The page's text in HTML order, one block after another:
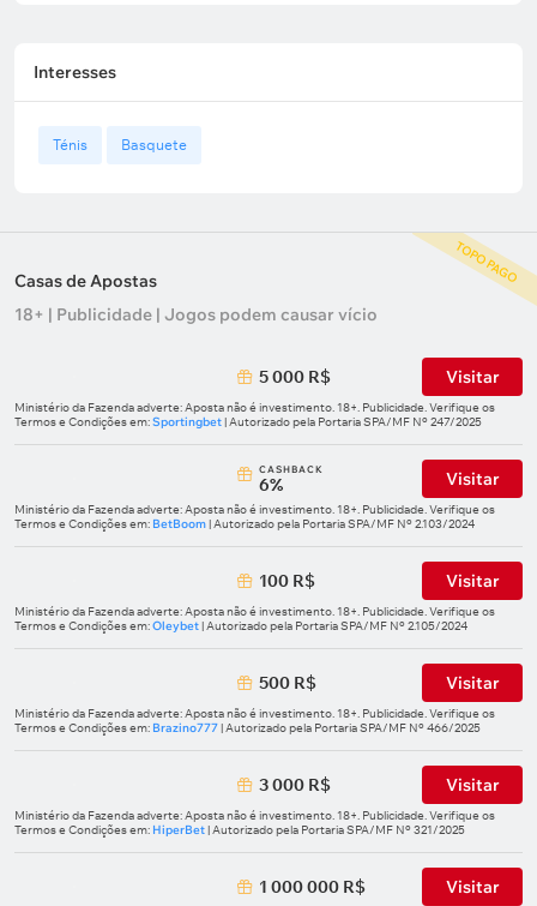
Interesses
Ténis Basquete
TOPO PAGO
Casas de Apostas
18+ | Publicidade | Jogos podem causar vício
5 000 R$ Visitar
Ministério da Fazenda adverte: Aposta não é investimento. 18+. Publicidade. Verifique os
Termos e Condições em:Sportingbet| Autorizado pela Portaria SPA/MF Nº 247/2025
СASHBACK
6% Visitar
Ministério da Fazenda adverte: Aposta não é investimento. 18+. Publicidade. Verifique os
Termos e Condições em: BetBoom| Autorizado pela Portaria SPA/MF Nº 2.103/2024
100 R$ Visitar
Ministério da Fazenda adverte: Aposta não é investimento. 18+. Publicidade. Verifique os
Termos e Condições em:Oleybet| Autorizado pela Portaria SPA/MF Nº 2.105/2024
500 R$ Visitar
Ministério da Fazenda adverte: Aposta não é investimento. 18+. Publicidade. Verifique os
Termos e Condições em: Brazino777| Autorizado pela Portaria SPA/MF Nº 466/2025
3 000 R$ Visitar
Ministério da Fazenda adverte: Aposta não é investimento. 18+. Publicidade. Verifique os
Termos e Condições em: HiperBet| Autorizado pela Portaria SPA/MF Nº 321/2025
1 000 000 R$ Visitar